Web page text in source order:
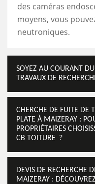
des caméras
moyens, vous
neutroniques.
SOYEZ AU COURANT
TRAVAUX DE
CHERCHE DE FUITE DE
PLATE À MAIZERAY :
PROPRIÉTAIRES
CB TOITURE ?
DEVIS DE RECHERCHE
MAIZERAY :